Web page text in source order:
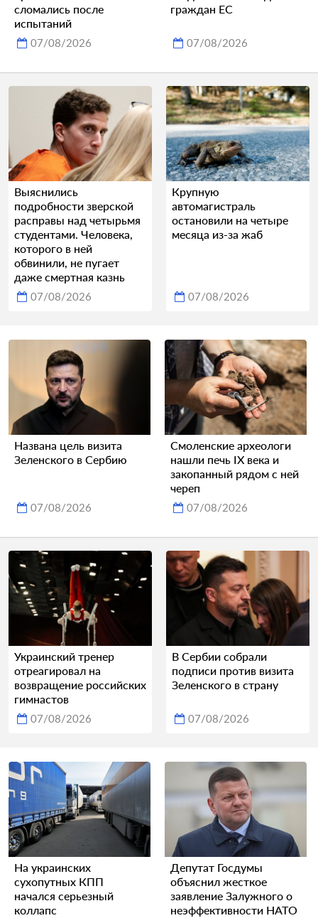
сломались после
испытаний
07/08/2026
граждан ЕС
07/08/2026
Выяснились
подробности зверской
расправы над четырьмя
студентами. Человека,
которого в ней
обвинили, не пугает
даже смертная казнь
07/08/2026
Крупную
автомагистраль
остановили на четыре
месяца из-за жаб
07/08/2026
Названа цель визита
Зеленского в Сербию
07/08/2026
Смоленские археологи
нашли печь IX века и
закопанный рядом с ней
череп
07/08/2026
Украинский тренер
отреагировал на
возвращение российских
гимнастов
07/08/2026
В Сербии собрали
подписи против визита
Зеленского в страну
07/08/2026
На украинских
сухопутных КПП
начался серьезный
коллапс
Депутат Госдумы
объяснил жесткое
заявление Залужного о
неэффективности НАТО